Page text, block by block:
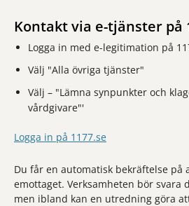
Kontakt via e-tjänster på
Logga in med e-legitimation på
Välj "Alla övriga tjänster"
Välj – "Lämna synpunkter och
vårdgivare"'
Logga in på 1177.se
Du får en automatisk bekräftelse på
emottaget. Verksamheten bör svara
men ibland kan en utredning göra